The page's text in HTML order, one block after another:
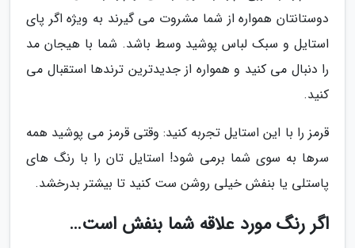
دوستانتان همواره از شما مشروت می گیرند به ویژه اگر پای
استایل و سبک لباس پوشید وسط باشد. شما با هیجان مد
را دنبال می کنید و همواره از جدیدترین ترندها استقبال می
کنید.
قرمز را با این استایل تجربه کنید: وقتی قرمز می پوشید همه
سرها به سوی شما برمی شود! استایل تان را با رنگ های
پاستلی یا بنفش خیلی روشن ست کنید تا بیشتر بدرخشد.
اگر رنگ مورد علاقه شما بنفش است…